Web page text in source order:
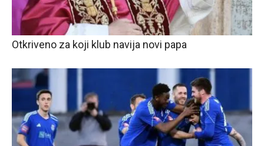
Otkriveno za koji klub navija novi papa